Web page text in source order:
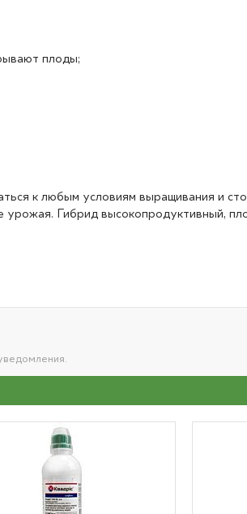
плоды;
к любым условиям выращивания и
урожая. Гибрид высокопродуктивный,